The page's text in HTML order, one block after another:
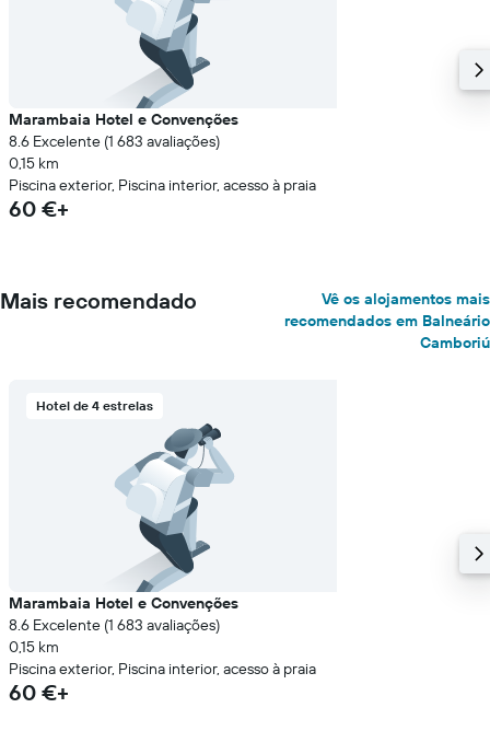
Marambaia Hotel e Convenções
8.6 Excelente (1 683 avaliações)
0,15 km
Piscina exterior, Piscina interior, acesso à praia
60 €+
Mais recomendado
Vê os alojamentos mais
recomendados em Balneário
Camboriú
Hotel de 4 estrelas
Marambaia Hotel e Convenções
8.6 Excelente (1 683 avaliações)
0,15 km
Piscina exterior, Piscina interior, acesso à praia
60 €+